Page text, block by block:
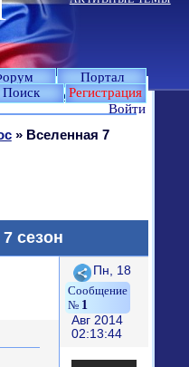
Портал
Поиск
Регистрация
Войти
зарегистрируйтесь.
» Вселенная 7
сезон
Поделиться
1
Пн, 18
Авг 2014
02:13:44